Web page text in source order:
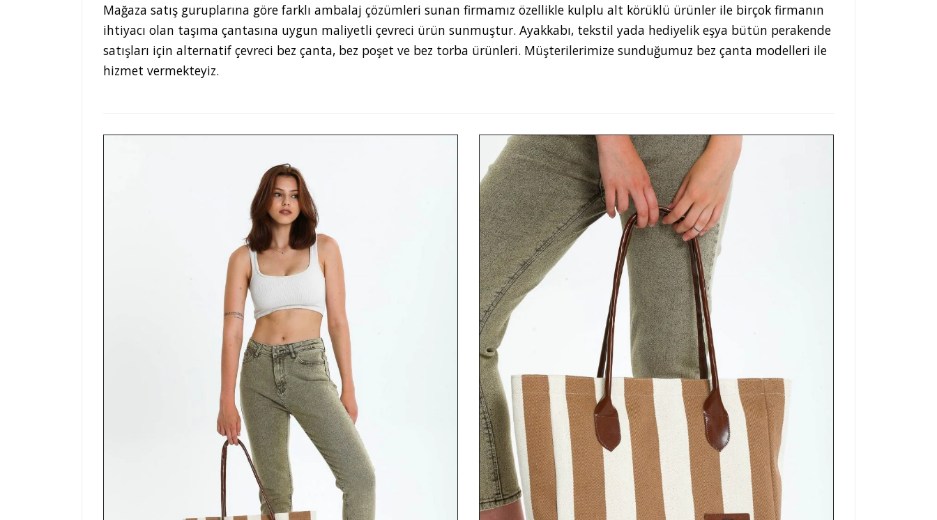
Mağaza satış guruplarına göre farklı ambalaj çözümleri sunan firmamız özellikle kulplu alt körüklü ürünler ile birçok firmanın
ihtiyacı olan taşıma çantasına uygun maliyetli çevreci ürün sunmuştur. Ayakkabı, tekstil yada hediyelik eşya bütün perakende
satışları için alternatif çevreci bez çanta, bez poşet ve bez torba ürünleri. Müşterilerimize sunduğumuz bez çanta modelleri ile
hizmet vermekteyiz.